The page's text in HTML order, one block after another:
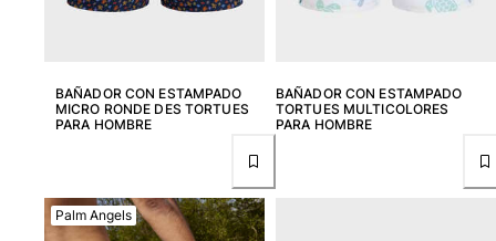
BAÑADOR CON ESTAMPADO
MICRO RONDE DES TORTUES
PARA HOMBRE
BAÑADOR CON ESTAMPADO
TORTUES MULTICOLORES
PARA HOMBRE
Palm Angels